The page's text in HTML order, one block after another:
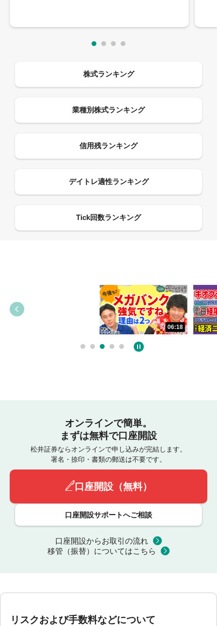
06:18
オンラインで簡単。
まずは無料で口座開設
松井証券ならオンラインで申し込みが完結します。
署名・捺印・書類の郵送は不要です。
口座開設（無料）
口座開設サポートへご相談
口座開設からお取引の流れ
移管（振替）についてはこちら
リスクおよび手数料などについて